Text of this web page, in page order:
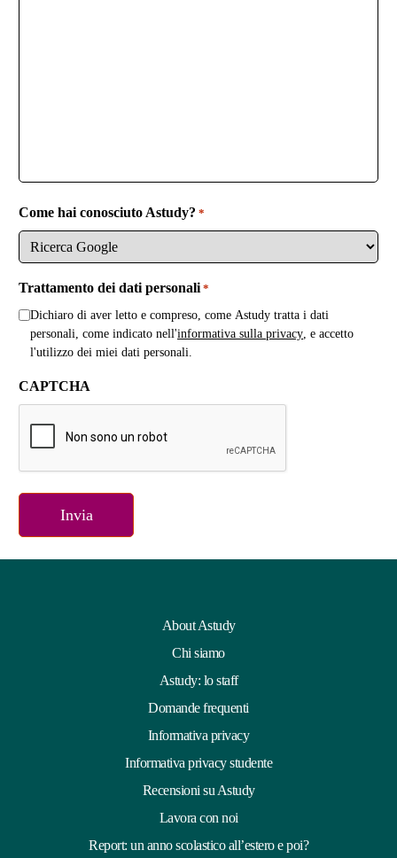
Come hai conosciuto Astudy? *
Trattamento dei dati personali *
Dichiaro di aver letto e compreso, come Astudy tratta i dati
personali, come indicato nell'informativa sulla privacy , e accetto
l'utilizzo dei miei dati personali.
CAPTCHA
About Astudy
Chi siamo
Astudy: lo staff
Domande frequenti
Informativa privacy
Informativa privacy studente
Recensioni su Astudy
Lavora con noi
Report: un anno scolastico all’estero e poi?